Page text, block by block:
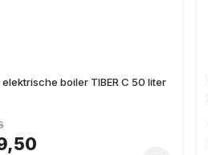
boiler TIBER C 50 liter